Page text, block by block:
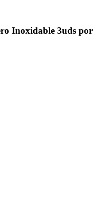
Inoxidable 3uds por